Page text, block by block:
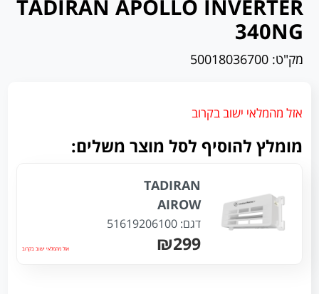
TADIRAN APOLLO INVERTER
340NG
מק"ט: 50018036700
אזל מהמלאי ישוב בקרוב
מומלץ להוסיף לסל מוצר משלים:
TADIRAN
AIROW
דגם: 51619206100
₪299 אזל מהמלאי ישוב בקרוב